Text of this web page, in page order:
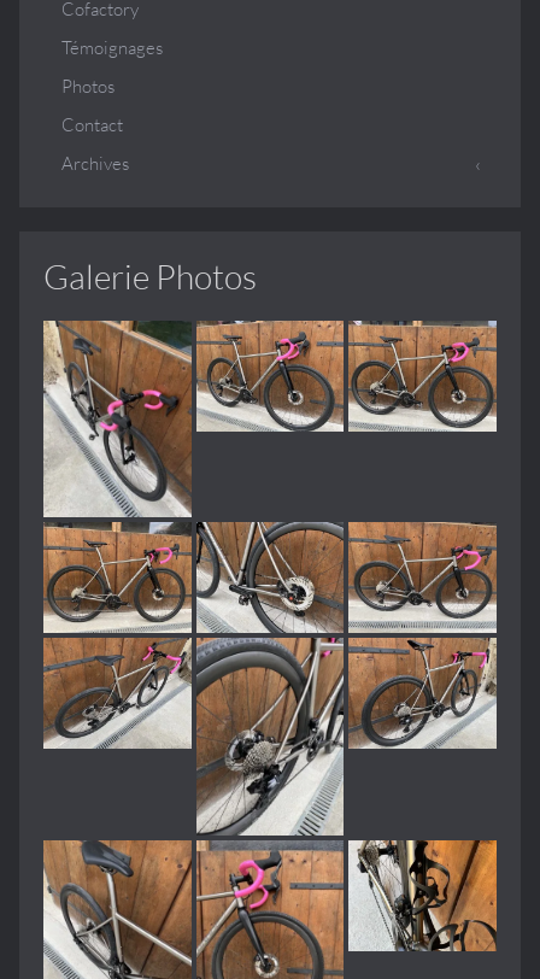
Cofactory
Témoignages
Photos
Contact
Archives
Galerie Photos